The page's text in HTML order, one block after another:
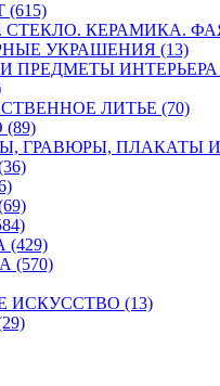
СТЕКЛО. КЕРАМИКА.
УКРАШЕНИЯ (13)
ПРЕДМЕТЫ ИНТЕРЬЕРА
ЛИТЬЕ (70)
(89)
ГРАВЮРЫ, ПЛАКАТЫ
(570)
ИСКУССТВО (13)